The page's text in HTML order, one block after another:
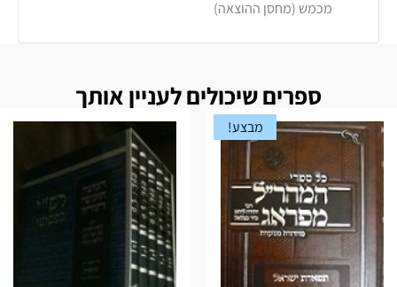
מכמש (מחסן ההוצאה)
ספרים שיכולים לעניין אותך
מבצע!